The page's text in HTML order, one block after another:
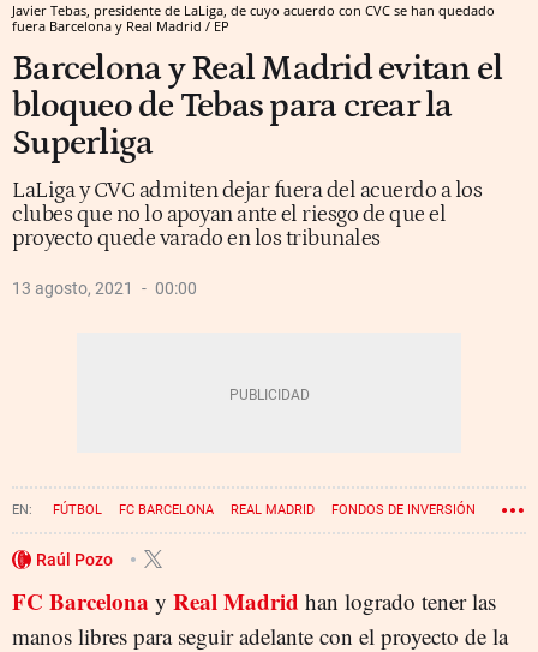
Javier Tebas, presidente de LaLiga, de cuyo acuerdo con CVC se han quedado
fuera Barcelona y Real Madrid / EP
Barcelona y Real Madrid evitan el
bloqueo de Tebas para crear la
Superliga
LaLiga y CVC admiten dejar fuera del acuerdo a los
clubes que no lo apoyan ante el riesgo de que el
proyecto quede varado en los tribunales
13 agosto, 2021 00:00
FÚTBOL FC BARCELONA REAL MADRID FONDOS DE INVERSIÓN
JAVIER TEBAS LA LIGA
Raúl Pozo
FC Barcelona y Real Madrid han logrado tener las
manos libres para seguir adelante con el proyecto de la